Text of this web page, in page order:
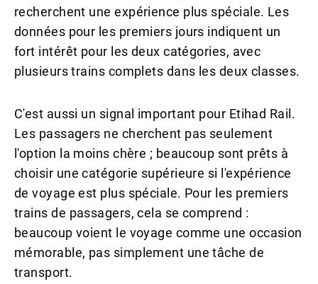
recherchent une expérience plus spéciale. Les
données pour les premiers jours indiquent un
fort intérêt pour les deux catégories, avec
plusieurs trains complets dans les deux classes.
C'est aussi un signal important pour Etihad Rail.
Les passagers ne cherchent pas seulement
l'option la moins chère ; beaucoup sont prêts à
choisir une catégorie supérieure si l'expérience
de voyage est plus spéciale. Pour les premiers
trains de passagers, cela se comprend :
beaucoup voient le voyage comme une occasion
mémorable, pas simplement une tâche de
transport.